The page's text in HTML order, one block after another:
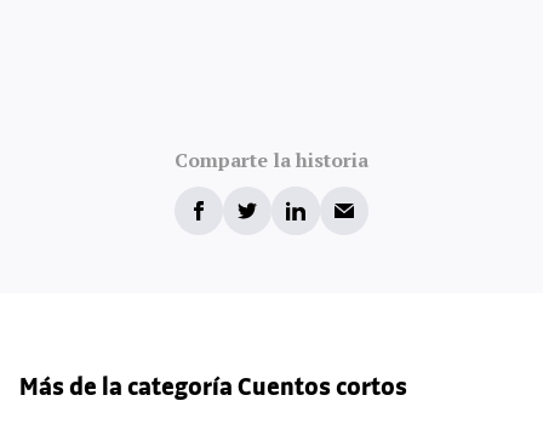
Comparte la historia
Más de la categoría Cuentos cortos